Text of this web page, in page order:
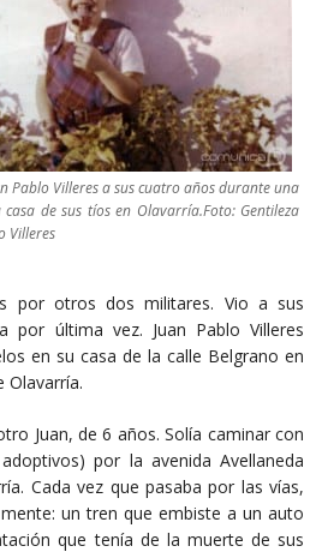
Pablo Villeres a sus cuatro años durante una
de sus tíos en Olavarría.Foto: Gentileza
Villeres
por otros dos militares. Vio a sus
por última vez. Juan Pablo Villeres
en su casa de la calle Belgrano en
Olavarría.
Juan, de 6 años. Solía caminar con
por la avenida Avellaneda
Cada vez que pasaba por las vías,
un tren que embiste a un auto
que tenía de la muerte de sus